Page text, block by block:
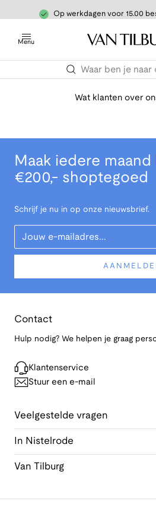
Op werkdagen voor 15.00
Menu
Wat klanten over
Maak iedere maand
€200,- shoptegoed
Schrijf je nu in op onze nieuwsbrief.
Your Email
Contact
Hulp nodig? We helpen je graag
Klantenservice
Stuur een e-mail
Veelgestelde vragen
In Nistelrode
Van Tilburg